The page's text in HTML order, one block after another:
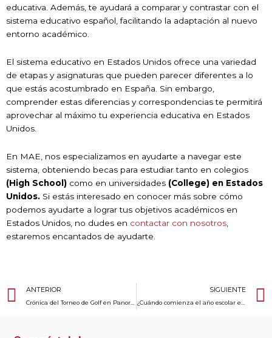
educativa. Además, te ayudará a comparar y contrastar con el
sistema educativo español, facilitando la adaptación al nuevo
entorno académico.
El sistema educativo en Estados Unidos ofrece una variedad
de etapas y asignaturas que pueden parecer diferentes a lo
que estás acostumbrado en España. Sin embargo,
comprender estas diferencias y correspondencias te permitirá
aprovechar al máximo tu experiencia educativa en Estados
Unidos.
En MAE, nos especializamos en ayudarte a navegar este
sistema, obteniendo becas para estudiar tanto en colegios
(High School) como en universidades (College) en Estados
Unidos. Si estás interesado en conocer más sobre cómo
podemos ayudarte a lograr tus objetivos académicos en
Estados Unidos, no dudes en contactar con nosotros
estaremos encantados de ayudarte.
Ant
ANTERIOR SIGUIENTE